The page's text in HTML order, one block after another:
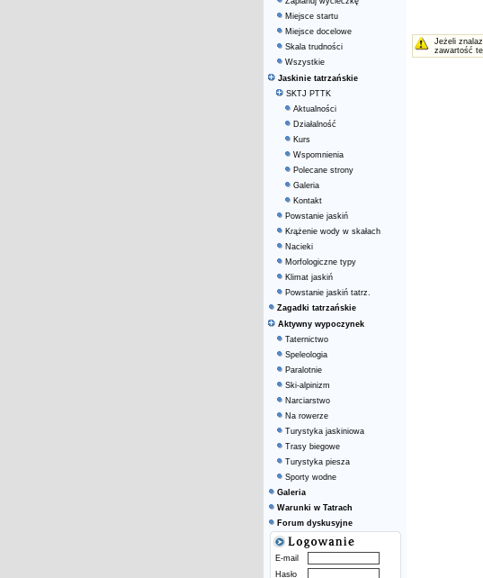
Miejsce startu
Miejsce docelowe
Skala trudności
Wszystkie
Jaskinie tatrzańskie
SKTJ PTTK
Aktualności
Działalność
Kurs
Wspomnienia
Polecane strony
Galeria
Kontakt
Powstanie jaskiń
Krążenie wody w skałach
Nacieki
Morfologiczne typy
Klimat jaskiń
Powstanie jaskiń tatrz.
Zagadki tatrzańskie
Aktywny wypoczynek
Taternictwo
Speleologia
Paralotnie
Ski-alpinizm
Narciarstwo
Na rowerze
Turystyka jaskiniowa
Trasy biegowe
Turystyka piesza
Sporty wodne
Galeria
Warunki w Tatrach
Forum dyskusyjne
E-mail
Hasło
Jeżeli
zawartość